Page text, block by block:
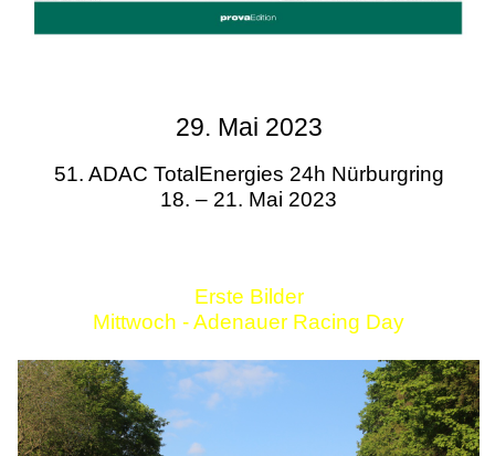
29. Mai 2023
51. ADAC TotalEnergies 24h Nürburgring
18. – 21. Mai 2023
Erste Bilder
Mittwoch - Adenauer Racing Day